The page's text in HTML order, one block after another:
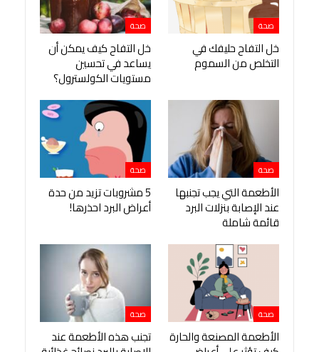
صحة
خل التفاح حليفك في
التخلص من السموم
صحة
خل التفاح كيف يمكن أن
يساعد في تحسين
مستويات الكولسترول؟
صحة
الأطعمة التي يجب تجنبها
عند الإصابة بنزلات البرد
قائمة شاملة
صحة
5 مشروبات تزيد من حدة
أعراض البرد احذرها!
صحة
الأطعمة المصنعة والحارة
صحة
تجنب هذه الأطعمة عند